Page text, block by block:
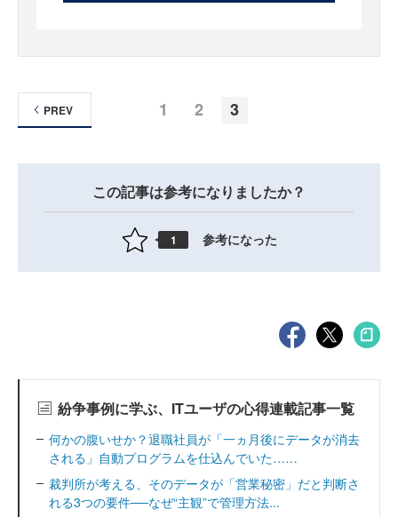
1 2 3
PREV
この記事は参考になりましたか？
1 参考になった
紛争事例に学ぶ、ITユーザの心得連載記事一覧
何かの腹いせか？退職社員が「一ヵ月後にデータが消去
される」自動プログラムを仕込んでいた……
裁判所が考える、そのデータが「営業秘密」だと判断さ
れる3つの要件──なぜ“主観”で管理方法...